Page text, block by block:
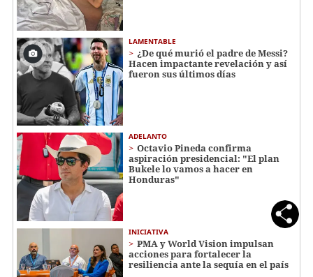
LAMENTABLE
¿De qué murió el padre de Messi?
Hacen impactante revelación y así
fueron sus últimos días
ADELANTO
Octavio Pineda confirma
aspiración presidencial: "El plan
Bukele lo vamos a hacer en
Honduras"
INICIATIVA
PMA y World Vision impulsan
acciones para fortalecer la
resiliencia ante la sequía en el país